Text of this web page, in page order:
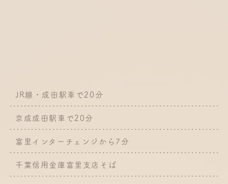
JR線・成田駅車で20分
京成成田駅車で20分
富里インターチェンジから7分
千葉信用金庫富里支店そば